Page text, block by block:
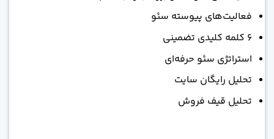
فعالیت‌های پیوسته سئو
6 کلمه کلیدی تضمینی
استراتژی سئو حرفه‌ای
تحلیل رایگان سایت
تحلیل قیف فروش